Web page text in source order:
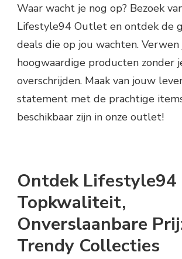
Waar wacht je nog op? Bezoek
Lifestyle94 Outlet en ontdek de
deals die op jou wachten.
hoogwaardige producten zonder
overschrijden. Maak van jouw
statement met de prachtige
beschikbaar zijn in onze outlet!
Ontdek
Topkwaliteit,
Onverslaanbare
Trendy Collecties